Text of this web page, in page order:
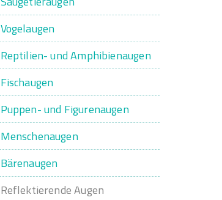
Vogelaugen
Reptilien- und Amphibienaugen
Fischaugen
Puppen- und Figurenaugen
Menschenaugen
Bärenaugen
Reflektierende Augen